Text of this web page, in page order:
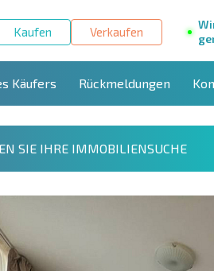
Kaufen Verkaufen
Käufers Rückmeldungen
SIE IHRE IMMOBILIENSUCHE